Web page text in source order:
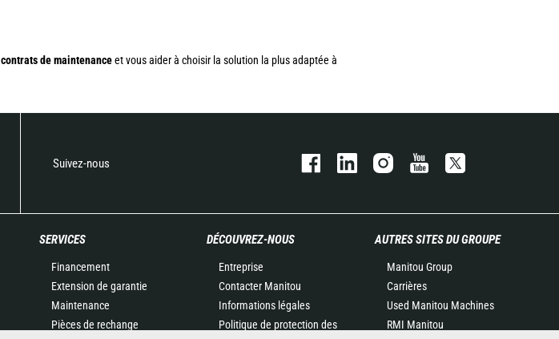
contrats de maintenanceet vous aider à choisir la solution la plus adaptée à
Suivez-nous
SERVICES
Financement
Extension de garantie
Maintenance
Pièces de rechange
DÉCOUVREZ-NOUS
Entreprise
Contacter Manitou
Informations légales
Politique de protection des
AUTRES SITES DU GROUPE
Manitou Group
Carrières
Used Manitou Machines
RMI Manitou